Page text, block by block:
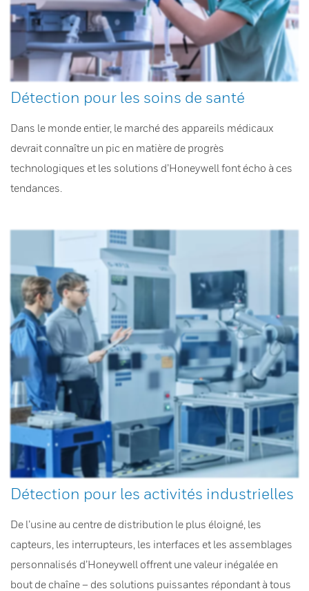
Détection pour les soins de santé
Dans le monde entier, le marché des appareils médicaux
devrait connaître un pic en matière de progrès
technologiques et les solutions d’Honeywell font écho à ces
tendances.
Détection pour les activités industrielles
De l’usine au centre de distribution le plus éloigné, les
capteurs, les interrupteurs, les interfaces et les assemblages
personnalisés d’Honeywell offrent une valeur inégalée en
bout de chaîne – des solutions puissantes répondant à tous